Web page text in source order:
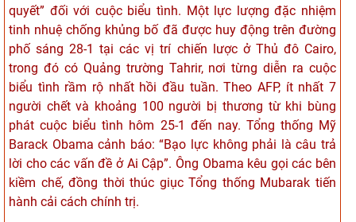
quyết” đối với cuộc biểu tình. Một lực lượng đặc nhiệm
tinh nhuệ chống khủng bố đã được huy động trên đường
phố sáng 28-1 tại các vị trí chiến lược ở Thủ đô Cairo,
trong đó có Quảng trường Tahrir, nơi từng diễn ra cuộc
biểu tình rầm rộ nhất hồi đầu tuần. Theo AFP, ít nhất 7
người chết và khoảng 100 người bị thương từ khi bùng
phát cuộc biểu tình hôm 25-1 đến nay. Tổng thống Mỹ
Barack Obama cảnh báo: “Bạo lực không phải là câu trả
lời cho các vấn đề ở Ai Cập”. Ông Obama kêu gọi các bên
kiềm chế, đồng thời thúc giục Tổng thống Mubarak tiến
hành cải cách chính trị.